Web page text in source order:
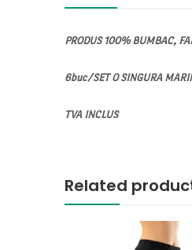
PRODUS 100% BUMBAC,
6buc/SET O SINGURA
TVA INCLUS
Related